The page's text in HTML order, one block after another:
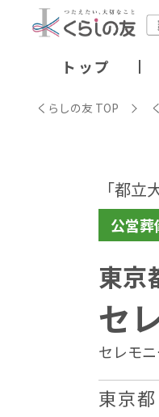
トップ
くらしの友 TOP
「都
公営葬
東京
セ
セレモ
東京